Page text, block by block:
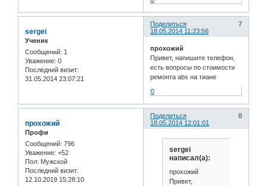
Поделиться
7
18.05.2014 11:23:56
sergei
Ученик
Сообщений: 1
Уважение: 0
Последний визит:
31.05.2014 23:07:21
прохожий
Привет, напишите телефон,
есть вопросы по стоимости
ремонта abs на тиане
0
Поделиться
8
18.05.2014 12:01:01
прохожий
Профи
Сообщений: 796
Уважение: +52
Пол: Мужской
Последний визит:
12.10.2019 15:28:10
sergei
написал(а):
прохожий
Привет,